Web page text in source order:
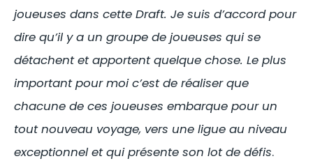
joueuses dans cette Draft. Je suis d’accord pour
dire qu’il y a un groupe de joueuses qui se
détachent et apportent quelque chose. Le plus
important pour moi c’est de réaliser que
chacune de ces joueuses embarque pour un
tout nouveau voyage, vers une ligue au niveau
exceptionnel et qui présente son lot de défis.